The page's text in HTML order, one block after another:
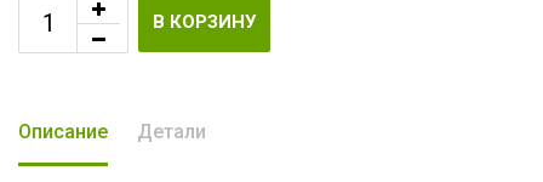
В КОРЗИНУ
Описание Детали